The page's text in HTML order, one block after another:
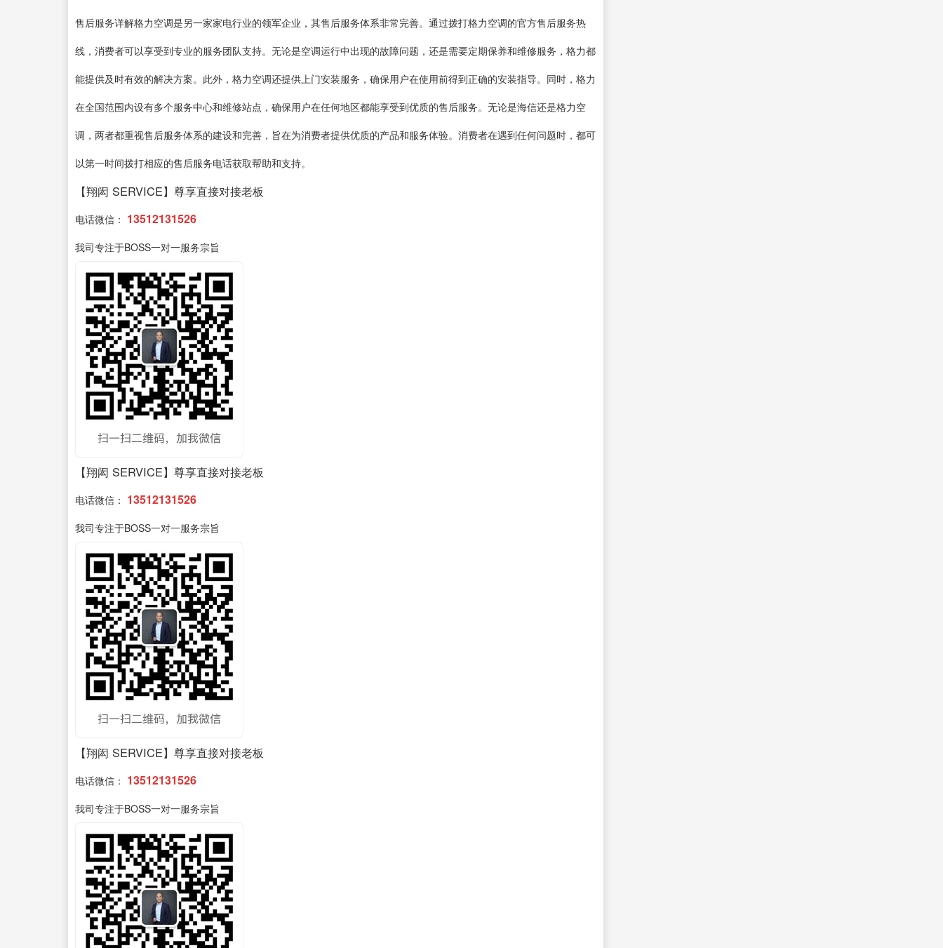
售后服务详解格力空调是另一家家电行业的领军企业，其售后服务体系非常完善。通过拨打格力空调的官方售后服务热
线，消费者可以享受到专业的服务团队支持。无论是空调运行中出现的故障问题，还是需要定期保养和维修服务，格力都
能提供及时有效的解决方案。此外，格力空调还提供上门安装服务，确保用户在使用前得到正确的安装指导。同时，格力
在全国范围内设有多个服务中心和维修站点，确保用户在任何地区都能享受到优质的售后服务。无论是海信还是格力空
调，两者都重视售后服务体系的建设和完善，旨在为消费者提供优质的产品和服务体验。消费者在遇到任何问题时，都可
以第一时间拨打相应的售后服务电话获取帮助和支持。
【翔闳 SERVICE】尊享直接对接老板
电话微信： 13512131526
我司专注于BOSS一对一服务宗旨
【翔闳 SERVICE】尊享直接对接老板
电话微信： 13512131526
我司专注于BOSS一对一服务宗旨
【翔闳 SERVICE】尊享直接对接老板
电话微信： 13512131526
我司专注于BOSS一对一服务宗旨